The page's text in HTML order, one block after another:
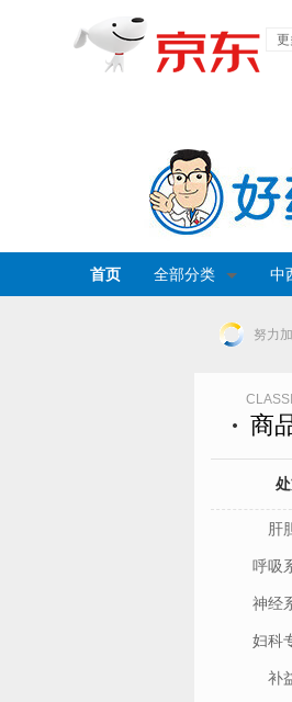
首页 全部分类 中
努力
商
肝
呼吸
神经
妇科
补